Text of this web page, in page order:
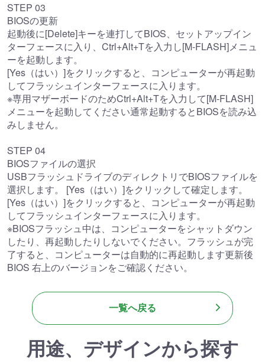
STEP 03
BIOSの更新
起動後に[Delete]キーを連打してBIOS、セットアップイン
ターフェースに入り、Ctrl+Alt+Tを入力し[M-FLASH]メニュ
ーを起動します。
[Yes（はい）]をクリックすると、コンピューターが再起動
してフラッシュインターフェースに入ります。
※専用マザーボードのためCtrl+Alt+Tを入力して[M-FLASH]
メニューを起動してください通常起動するとBIOSを読み込
みしません。
STEP 04
BIOSファイルの選択
USBフラッシュドライブのディレクトリでBIOSファイルを
選択します。 [Yes（はい）]をクリックして確定します。
[Yes（はい）]をクリックすると、コンピューターが再起動
してフラッシュインターフェースに入ります。
※BIOSフラッシュ中は、コンピューターをシャットダウン
したり、再起動したりしないでください。フラッシュが完
了すると、コンピューターは自動的に再起動します更新後
BIOS 右上のバージョンをご確認ください。
一覧へ戻る
用途、デザインから探す